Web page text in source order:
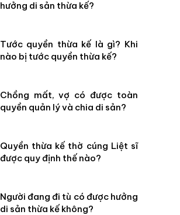
hưởng di sản thừa kế?
Tước quyền thừa kế là gì? Khi
nào bị tước quyền thừa kế?
Chồng mất, vợ có được toàn
quyền quản lý và chia di sản?
Quyền thừa kế thờ cúng Liệt sĩ
được quy định thế nào?
Người đang đi tù có được hưởng
di sản thừa kế không?